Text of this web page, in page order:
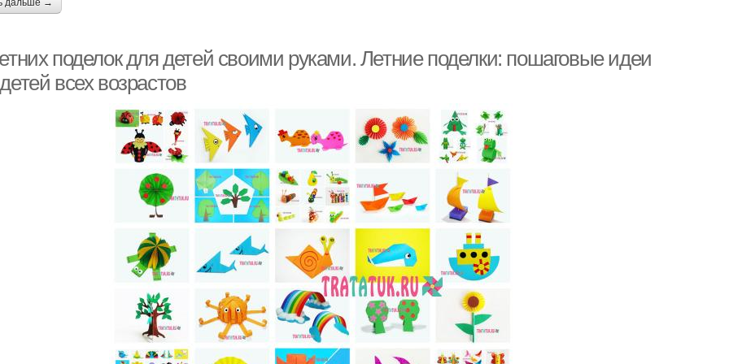
дальше →
поделок для детей своими руками. Летние поделки: пошаговые идеи
всех возрастов